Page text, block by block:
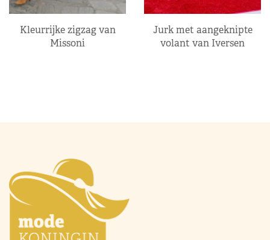
Kleurrijke zigzag van
Missoni
Jurk met aangeknipte
volant van Iversen